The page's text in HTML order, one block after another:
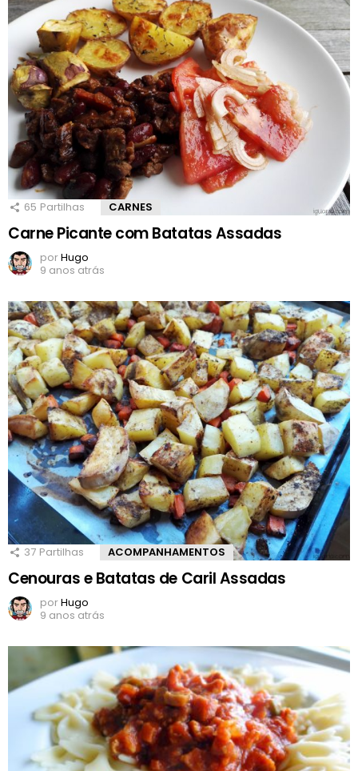
65 Partilhas CARNES
Carne Picante com Batatas Assadas
porHugo
9 anos atrás
37 Partilhas ACOMPANHAMENTOS
Cenouras e Batatas de Caril Assadas
porHugo
9 anos atrás